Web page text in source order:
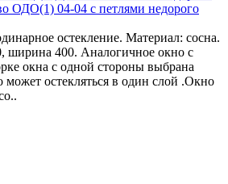
ОДО(1) 04-04 с петлями недорого
остекление. Материал: сосна.
ширина 400. Аналогичное окно с
окна с одной стороны выбрана
может остекляться в один слой .Окно